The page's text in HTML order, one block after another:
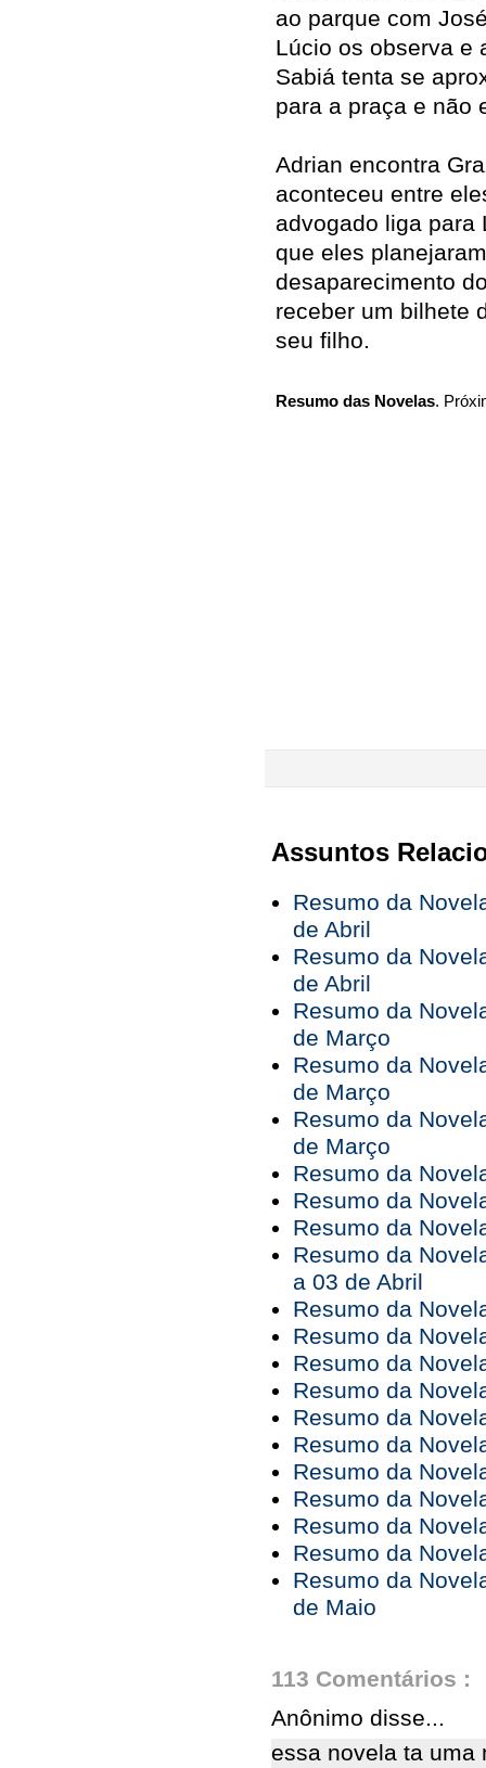
ao parque com
Lúcio os observa e
Sabiá tenta se
para a praça e não
Adrian encontra
aconteceu entre
advogado liga para
que eles
desaparecimento
receber um bilhete
seu filho.
Resumo das Novelas.
Assuntos
Resumo da
de Abril
Resumo da
de Abril
Resumo da
de Março
Resumo da
de Março
Resumo da
de Março
Resumo da
Resumo da
Resumo da
Resumo da
a 03 de Abril
Resumo da
Resumo da
Resumo da
Resumo da
Resumo da
Resumo da
Resumo da
Resumo da
Resumo da
Resumo da
Resumo da
de Maio
113 Comentários :
Anônimo disse...
essa novela ta uma